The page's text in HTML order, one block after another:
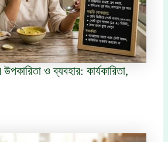
ও ব্যবহার: কার্যকারিতা,